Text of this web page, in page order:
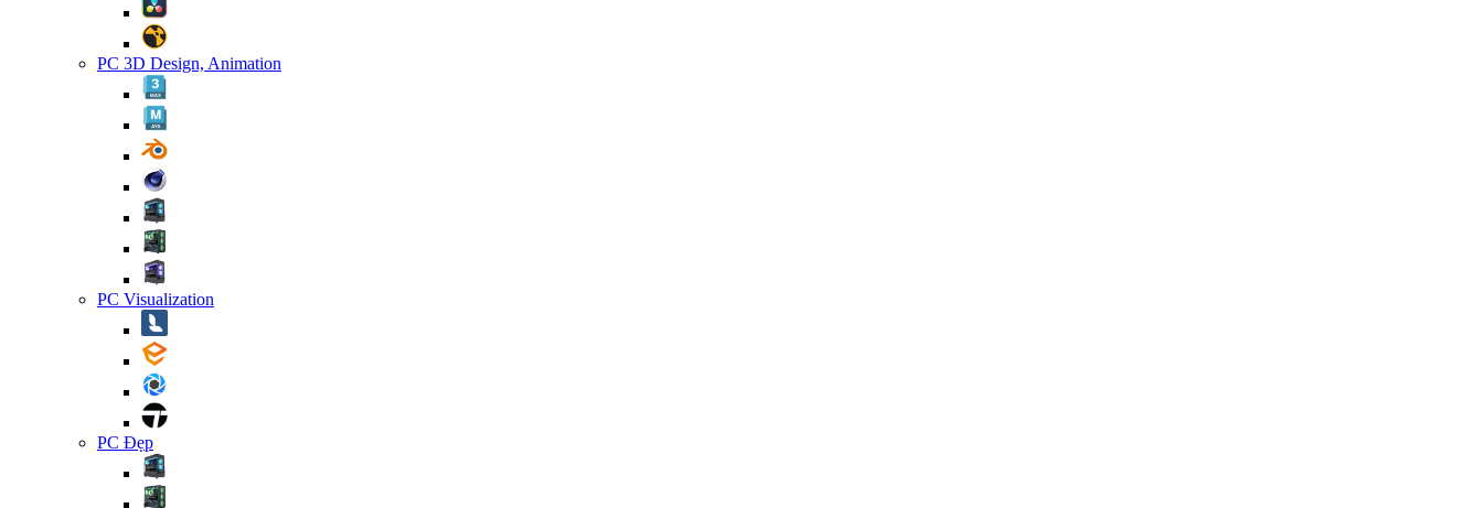
PC 3D Design, Animation
PC Visualization
PC Đẹp